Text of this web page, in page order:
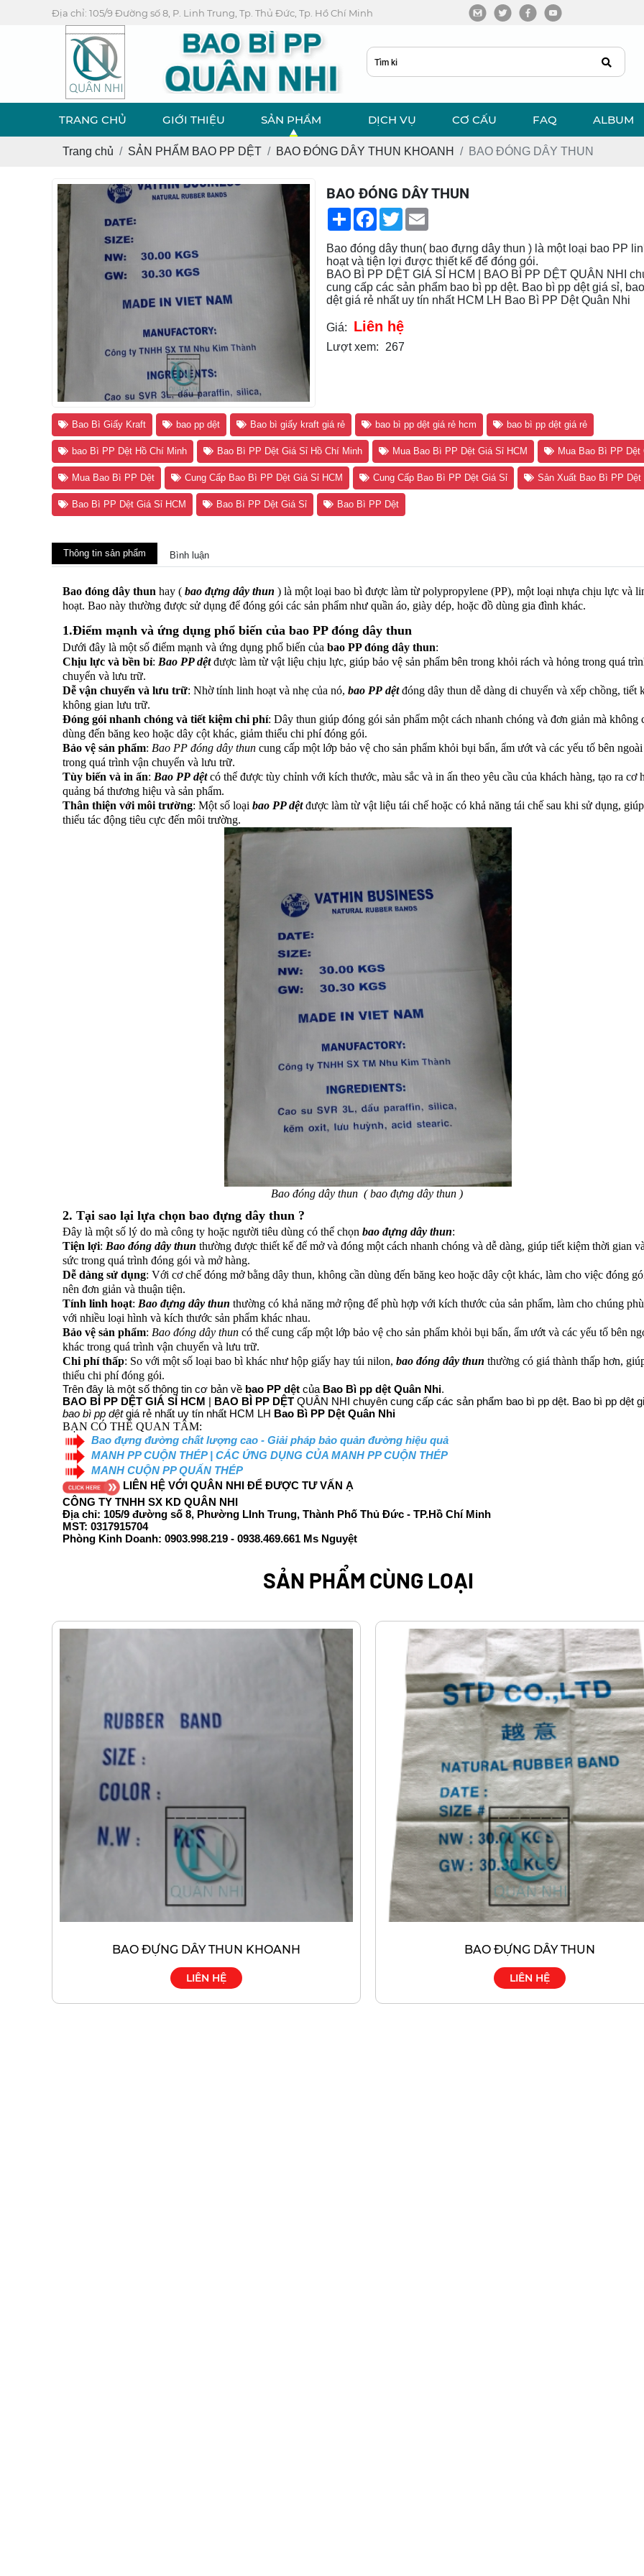
Địa chỉ: 105/9 Đường số 8, P. Linh Trung, Tp. Thủ Đức, Tp. Hồ Chí Minh
TRANG CHỦ GIỚI THIỆU SẢN PHẨM DỊCH VỤ CƠ CẤU FAQ ALBUM
Trang chủ SẢN PHẨM BAO PP DỆT BAO ĐÓNG DÂY THUN KHOANH BAO ĐÓNG DÂY THUN
BAO ĐÓNG DÂY THUN
ShareFacebook
TwitterEmail
Bao đóng dây thun( bao đựng dây thun ) là một loại bao PP
hoạt và tiện lợi được thiết kế để đóng gói.
BAO BÌ PP DỆT GIÁ SỈ HCM | BAO BÌ PP DỆT QUÂN NHI
cung cấp các sản phẩm bao bì pp dệt. Bao bì pp dệt giá sỉ,
dệt giá rẻ nhất uy tín nhất HCM LH Bao Bì PP Dệt Quân Nhi
Giá: Liên hệ
Lượt xem: 267
Bao Bì Giấy Kraft bao pp dệt Bao bì giấy kraft giá rẻ bao bì pp dệt giá rẻ hcm bao bì pp dệt giá rẻ
bao Bì PP Dệt Hồ Chí Minh Bao Bì PP Dệt Giá Sỉ Hồ Chí Minh Mua Bao Bì PP Dệt Giá Sỉ HCM Mua Bao Bì PP Dệt
Mua Bao Bì PP Dệt Cung Cấp Bao Bì PP Dệt Giá Sỉ HCM Cung Cấp Bao Bì PP Dệt Giá Sỉ Sản Xuất Bao Bì PP Dệt
Bao Bì PP Dệt Giá Sỉ HCM Bao Bì PP Dệt Giá Sỉ Bao Bì PP Dệt
Thông tin sản phẩm Bình luận
Bao đóng dây thun hay ( bao đựng dây thun ) là một loại bao bì được làm từ polypropylene (PP), một loại nhựa chịu lực và
hoạt. Bao này thường được sử dụng để đóng gói các sản phẩm như quần áo, giày dép, hoặc đồ dùng gia đình khác.
1.Điểm mạnh và ứng dụng phổ biến của bao PP đóng dây thun
Dưới đây là một số điểm mạnh và ứng dụng phổ biến của bao PP đóng dây thun:
Chịu lực và bền bỉ: Bao PP dệtđược làm từ vật liệu chịu lực, giúp bảo vệ sản phẩm bên trong khỏi rách và hỏng trong quá
chuyển và lưu trữ.
Dễ vận chuyển và lưu trữ: Nhờ tính linh hoạt và nhẹ của nó, bao PP dệtđóng dây thun dễ dàng di chuyển và xếp chồng, tiết
không gian lưu trữ.
Đóng gói nhanh chóng và tiết kiệm chi phí: Dây thun giúp đóng gói sản phẩm một cách nhanh chóng và đơn giản mà không
dùng đến băng keo hoặc dây cột khác, giảm thiểu chi phí đóng gói.
Bảo vệ sản phẩm: Bao PP đóng dây thun cung cấp một lớp bảo vệ cho sản phẩm khỏi bụi bẩn, ẩm ướt và các yếu tố bên
trong quá trình vận chuyển và lưu trữ.
Tùy biến và in ấn: Bao PP dệtcó thể được tùy chỉnh với kích thước, màu sắc và in ấn theo yêu cầu của khách hàng, tạo ra cơ
quảng bá thương hiệu và sản phẩm.
Thân thiện với môi trường: Một số loại bao PP dệtđược làm từ vật liệu tái chế hoặc có khả năng tái chế sau khi sử dụng,
thiểu tác động tiêu cực đến môi trường.
Bao đóng dây thun (bao đựng dây thun )
2. Tại sao lại lựa chọn bao đựng dây thun ?
Đây là một số lý do mà công ty hoặc người tiêu dùng có thể chọn bao đựng dây thun:
Tiện lợi: Bao đóng dây thun thường được thiết kế để mở và đóng một cách nhanh chóng và dễ dàng, giúp tiết kiệm thời gian
sức trong quá trình đóng gói và mở hàng.
Dễ dàng sử dụng: Với cơ chế đóng mở bằng dây thun, không cần dùng đến băng keo hoặc dây cột khác, làm cho việc đóng
nên đơn giản và thuận tiện.
Tính linh hoạt: Bao đựng dây thun thường có khả năng mở rộng để phù hợp với kích thước của sản phẩm, làm cho chúng
với nhiều loại hình và kích thước sản phẩm khác nhau.
Bảo vệ sản phẩm: Bao đóng dây thun có thể cung cấp một lớp bảo vệ cho sản phẩm khỏi bụi bẩn, ẩm ướt và các yếu tố bên
khác trong quá trình vận chuyển và lưu trữ.
Chi phí thấp: So với một số loại bao bì khác như hộp giấy hay túi nilon, bao đóng dây thun thường có giá thành thấp hơn,
thiểu chi phí đóng gói.
Trên đây là một số thông tin cơ bản về bao PP dệt của Bao Bì pp dệt Quân Nhi.
BAO BÌ PP DỆT GIÁ SỈ HCM | BAO BÌ PP DỆT QUÂN NHI chuyên cung cấp các sản phẩm bao bì pp dệt. Bao bì pp dệt
bao bì pp dệtgiá rẻ nhất uy tín nhất HCM LH Bao Bì PP Dệt Quân Nhi
BẠN CÓ THỂ QUAN TÂM:
Bao đựng đường chất lượng cao - Giải pháp bảo quản đường hiệu quả
MANH PP CUỘN THÉP | CÁC ỨNG DỤNG CỦA MANH PP CUỘN THÉP
MANH CUỘN PP QUẤN THÉP
LIÊN HỆ VỚI QUÂN NHI ĐỂ ĐƯỢC TƯ VẤN Ạ
CÔNG TY TNHH SX KD QUÂN NHI
Địa chỉ: 105/9 đường số 8, Phường LInh Trung, Thành Phố Thủ Đức - TP.Hồ Chí Minh
MST: 0317915704
Phòng Kinh Doanh: 0903.998.219 - 0938.469.661 Ms Nguyệt
SẢN PHẨM CÙNG LOẠI
BAO ĐỰNG DÂY THUN KHOANH
LIÊN HỆ
BAO ĐỰNG DÂY THUN
LIÊN HỆ